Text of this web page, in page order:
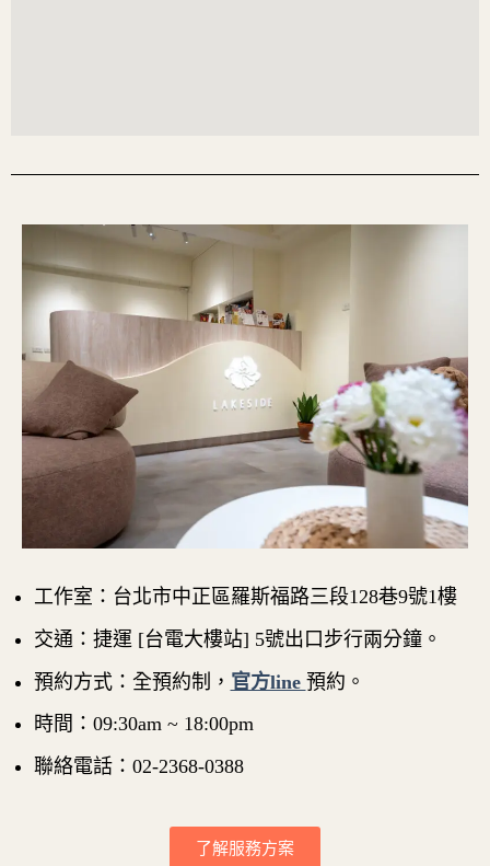
工作室：台北市中正區羅斯福路三段128巷9號1樓
交通：捷運 [台電大樓站] 5號出口步行兩分鐘。
預約方式：全預約制， 官方line 預約。
時間：09:30am ~ 18:00pm
聯絡電話：02-2368-0388
了解服務方案